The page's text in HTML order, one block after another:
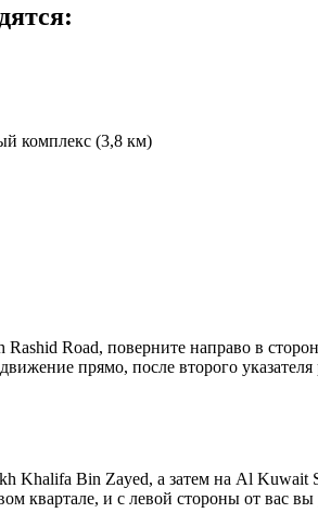
комплекс (3,8 км)
Road, поверните направо в
прямо, после второго
Khalifa Bin Zayed, а затем на Al Kuwait
квартале, и с левой стороны от вас